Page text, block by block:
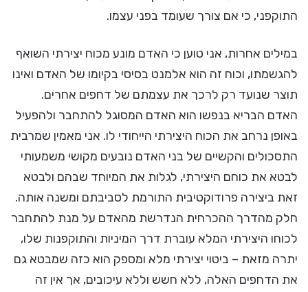
התוקפני, כי אם צורך שעומד בפני עצמו.
במילים אחרות, אני טוען כי האדם מונע מכוח יצירתי השואף
להגשמתו, וכוח זה הוא אלמנט בסיסי בקיומו של האדם ואינו
תוצר שנועד רק לרכך את עצמתם של דחפים אחרים.
האדם הבריא בנפשו הוא האדם המסוגל להתחבר ולהפעיל
באופן נרחב את הכוח היצירתי הייחודי לו. אני מאמין שמרבית
התסכולים והקשיים של בני האדם נובעים מקושי משמעותי
לבטא את כוחם היצירתי, לגלות את המיוחד שבהם ולבטא
זאת ביצירה פרודוקטיבית התורמת לסביבתם ומשנה אותה.
חלק מהדרך ההכרחית הנדרשת מהאדם על מנת להתחבר
לכוחו היצירתי המלא עוברת דרך המיניות והתוקפנות שלו,
יתרה מזאת – ביטוי יצירתי מלא ומספק הוא כזה שמבטא גם
את הדחפים האלה, ללא חשש וללא עיכובים, אך אין זה